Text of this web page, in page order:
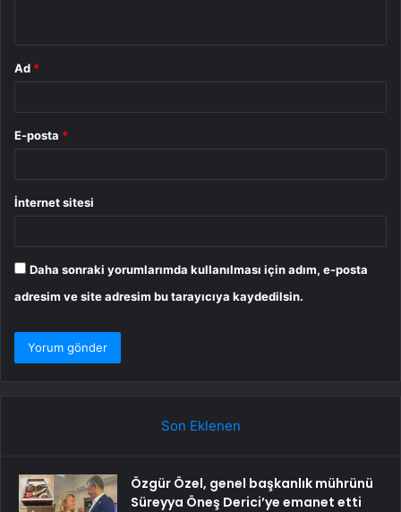
Ad *
E-posta *
İnternet sitesi
Daha sonraki yorumlarımda kullanılması için adım, e-posta
adresim ve site adresim bu tarayıcıya kaydedilsin.
Son Eklenen
Özgür Özel, genel başkanlık mührünü
Süreyya Öneş Derici’ye emanet etti